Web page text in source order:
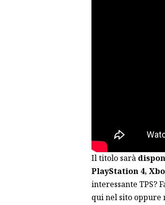
Il titolo sarà
PlayStation 4,
interessante TPS?
qui nel sito oppure